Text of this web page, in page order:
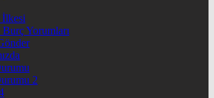
Yorumları
2